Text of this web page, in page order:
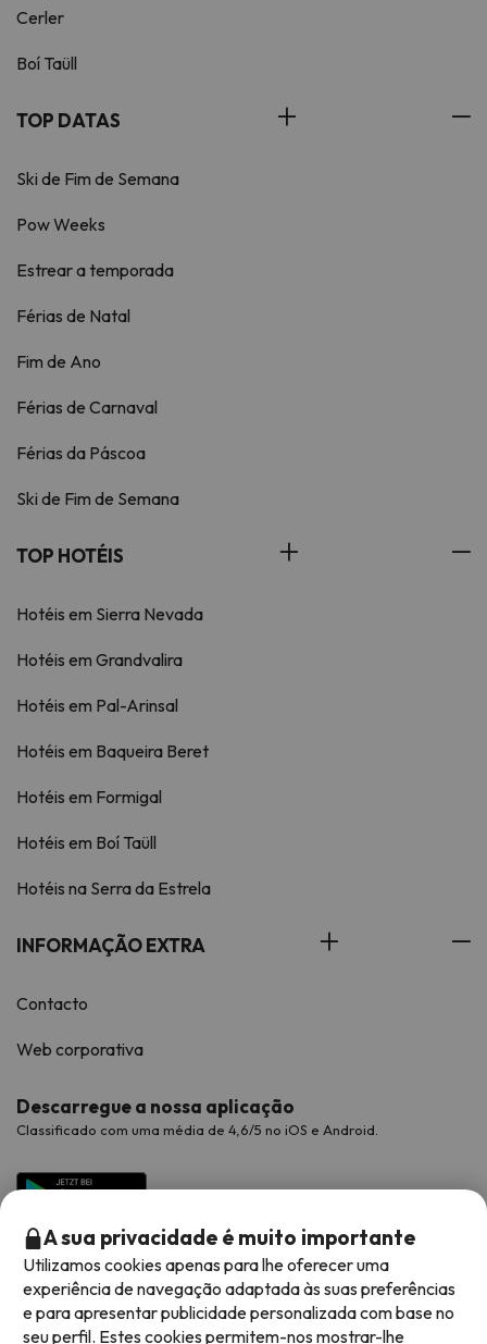
Cerler
Boí Taüll
TOP DATAS
Ski de Fim de Semana
Pow Weeks
Estrear a temporada
Férias de Natal
Fim de Ano
Férias de Carnaval
Férias da Páscoa
Ski de Fim de Semana
TOP HOTÉIS
Hotéis em Sierra Nevada
Hotéis em Grandvalira
Hotéis em Pal-Arinsal
Hotéis em Baqueira Beret
Hotéis em Formigal
Hotéis em Boí Taüll
Hotéis na Serra da Estrela
INFORMAÇÃO EXTRA
Contacto
Web corporativa
Descarregue a nossa aplicação
Classificado com uma média de 4,6/5 no iOS e Android.
A sua privacidade é muito importante
Utilizamos cookies apenas para lhe oferecer uma
experiência de navegação adaptada às suas preferências
e para apresentar publicidade personalizada com base no
seu perfil. Estes cookies permitem-nos mostrar-lhe